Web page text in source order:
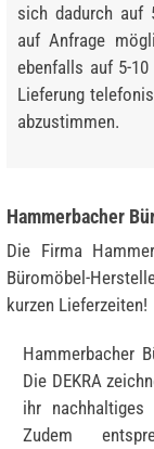
sich dadurch auf
auf Anfrage
ebenfalls auf 5-
Lieferung
abzustimmen.
Hammerbacher
Die Firma
Büromöbel-
kurzen Lieferzeiten!
Hammerbacher
Die DEKRA
ihr nachhaltiges
Zudem